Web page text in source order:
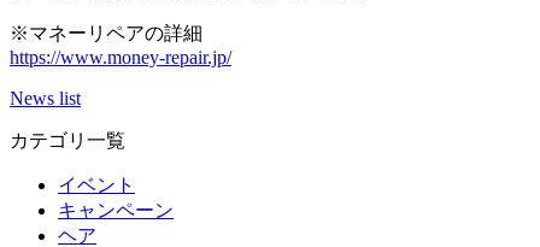
※マネーリペアの詳細
https://www.money-repair.jp/
News list
カテゴリ一覧
イベント
キャンペーン
ヘア